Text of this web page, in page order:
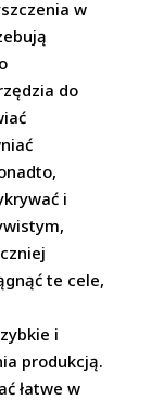
w
do
i
te cele,
i
produkcją.
łatwe w